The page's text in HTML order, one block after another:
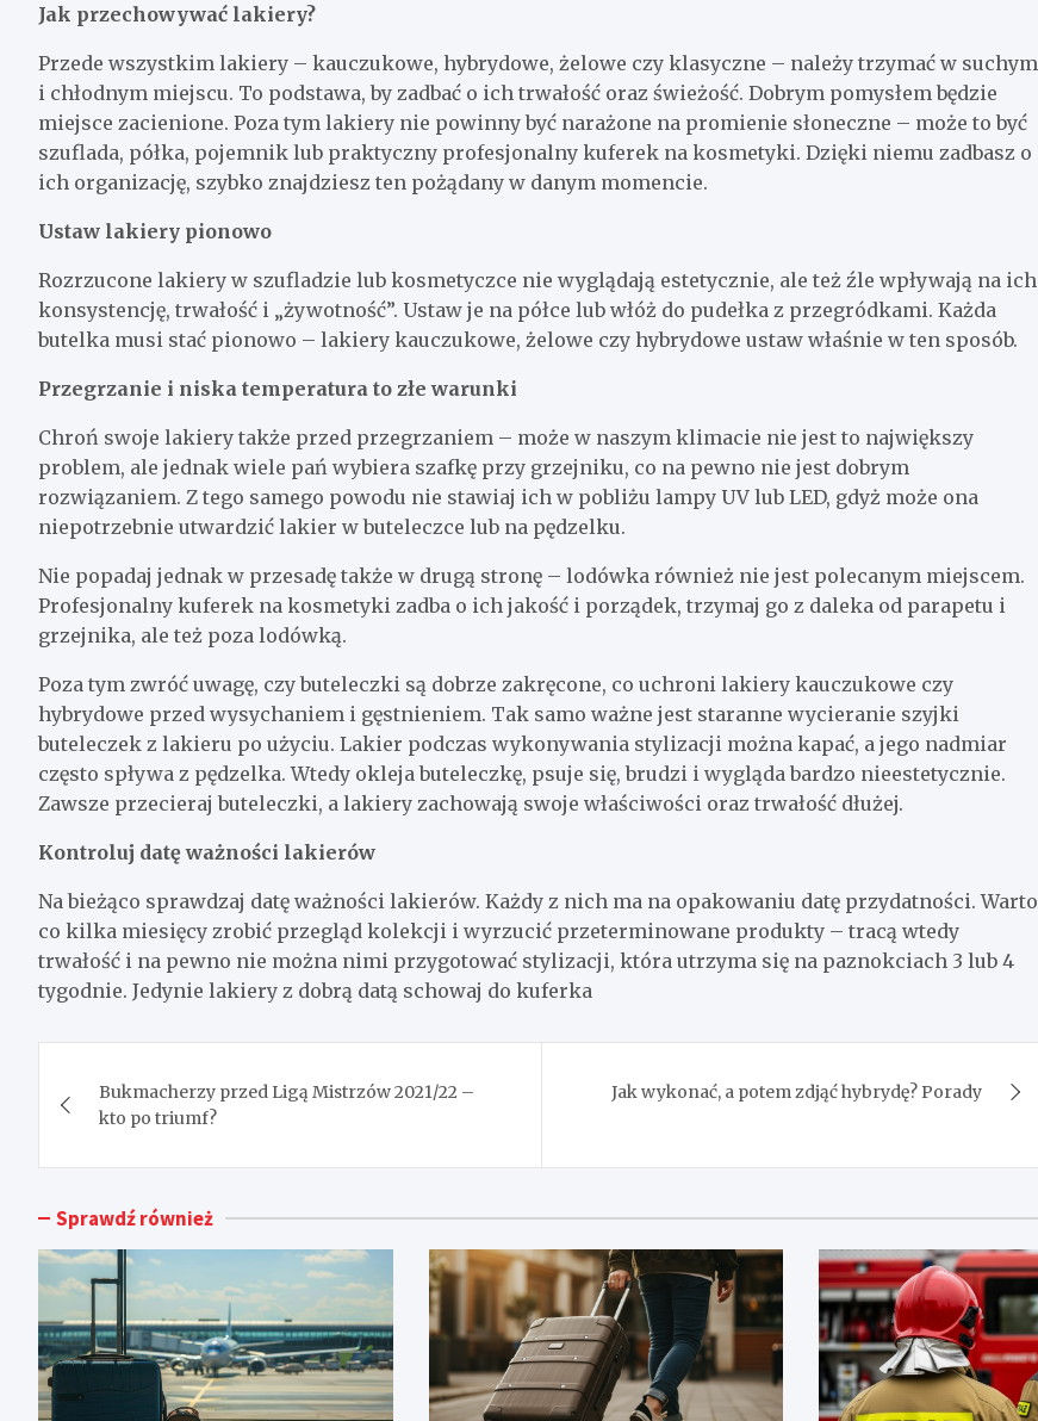
Jak przechowywać lakiery?
Przede wszystkim lakiery – kauczukowe, hybrydowe, żelowe czy klasyczne – należy trzymać w suchym
i chłodnym miejscu. To podstawa, by zadbać o ich trwałość oraz świeżość. Dobrym pomysłem będzie
miejsce zacienione. Poza tym lakiery nie powinny być narażone na promienie słoneczne – może to być
szuflada, półka, pojemnik lub praktyczny profesjonalny kuferek na kosmetyki. Dzięki niemu zadbasz o
ich organizację, szybko znajdziesz ten pożądany w danym momencie.
Ustaw lakiery pionowo
Rozrzucone lakiery w szufladzie lub kosmetyczce nie wyglądają estetycznie, ale też źle wpływają na ich
konsystencję, trwałość i „żywotność”. Ustaw je na półce lub włóż do pudełka z przegródkami. Każda
butelka musi stać pionowo – lakiery kauczukowe, żelowe czy hybrydowe ustaw właśnie w ten sposób.
Przegrzanie i niska temperatura to złe warunki
Chroń swoje lakiery także przed przegrzaniem – może w naszym klimacie nie jest to największy
problem, ale jednak wiele pań wybiera szafkę przy grzejniku, co na pewno nie jest dobrym
rozwiązaniem. Z tego samego powodu nie stawiaj ich w pobliżu lampy UV lub LED, gdyż może ona
niepotrzebnie utwardzić lakier w buteleczce lub na pędzelku.
Nie popadaj jednak w przesadę także w drugą stronę – lodówka również nie jest polecanym miejscem.
Profesjonalny kuferek na kosmetyki zadba o ich jakość i porządek, trzymaj go z daleka od parapetu i
grzejnika, ale też poza lodówką.
Poza tym zwróć uwagę, czy buteleczki są dobrze zakręcone, co uchroni lakiery kauczukowe czy
hybrydowe przed wysychaniem i gęstnieniem. Tak samo ważne jest staranne wycieranie szyjki
buteleczek z lakieru po użyciu. Lakier podczas wykonywania stylizacji można kapać, a jego nadmiar
często spływa z pędzelka. Wtedy okleja buteleczkę, psuje się, brudzi i wygląda bardzo nieestetycznie.
Zawsze przecieraj buteleczki, a lakiery zachowają swoje właściwości oraz trwałość dłużej.
Kontroluj datę ważności lakierów
Na bieżąco sprawdzaj datę ważności lakierów. Każdy z nich ma na opakowaniu datę przydatności. Warto
co kilka miesięcy zrobić przegląd kolekcji i wyrzucić przeterminowane produkty – tracą wtedy
trwałość i na pewno nie można nimi przygotować stylizacji, która utrzyma się na paznokciach 3 lub 4
tygodnie. Jedynie lakiery z dobrą datą schowaj do kuferka
wpisu
Bukmacherzy przed Ligą Mistrzów 2021/22 –
kto po triumf?
Jak wykonać, a potem zdjąć hybrydę? Porady
Sprawdź również